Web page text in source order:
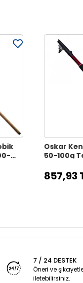
Oskar
50-100g
857,93
7 / 24 DESTEK
Öneri ve
iletebilirsiniz.